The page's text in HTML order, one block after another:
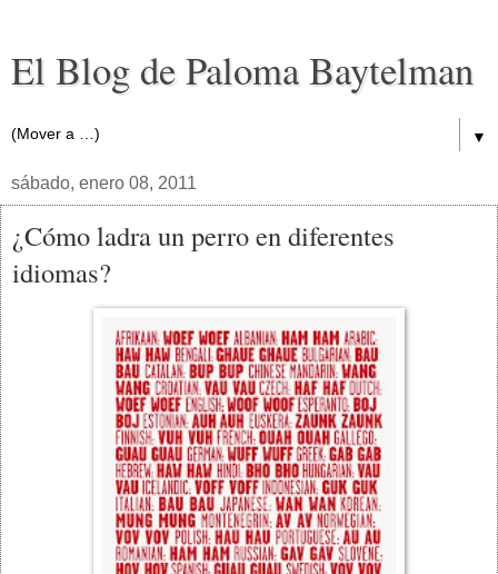
El Blog de Paloma Baytelman
▼
sábado, enero 08, 2011
¿Cómo ladra un perro en diferentes
idiomas?